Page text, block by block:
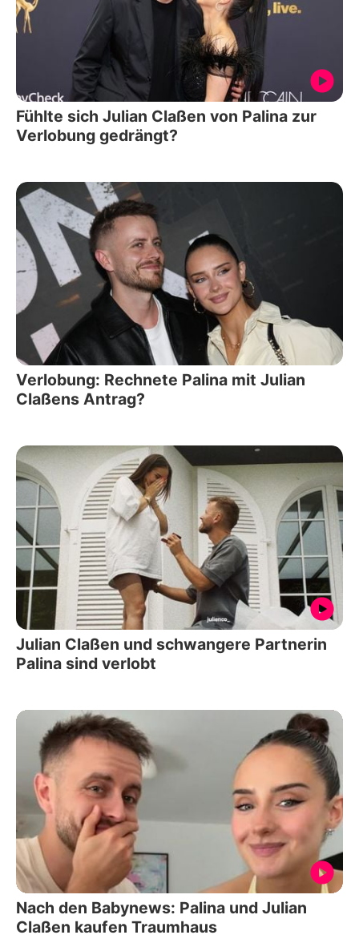
Fühlte sich Julian Claßen von Palina zur
Verlobung gedrängt?
Verlobung: Rechnete Palina mit Julian
Claßens Antrag?
Julian Claßen und schwangere Partnerin
Palina sind verlobt
Nach den Babynews: Palina und Julian
Claßen kaufen Traumhaus